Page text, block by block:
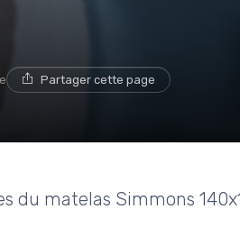
Partager cette page
du matelas Simmons